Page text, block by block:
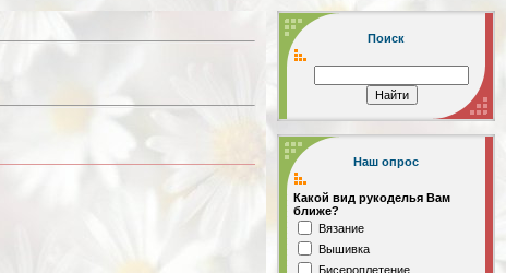
Поиск
Наш опрос
Какой вид рукоделья Вам
ближе?
Вязание
Вышивка
Бисероплетение